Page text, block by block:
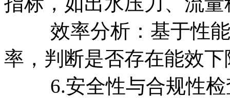
效率分析：基于性能
率，判断是否存在能效
6.安全性与合规性检